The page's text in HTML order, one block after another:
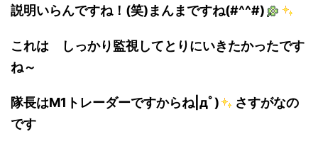
説明いらんですね！(笑)まんまですね(#^^#)
これは しっかり監視してとりにいきたかったです
ね～
隊長はM1トレーダーですからね|дﾟ)
さすがなの
です